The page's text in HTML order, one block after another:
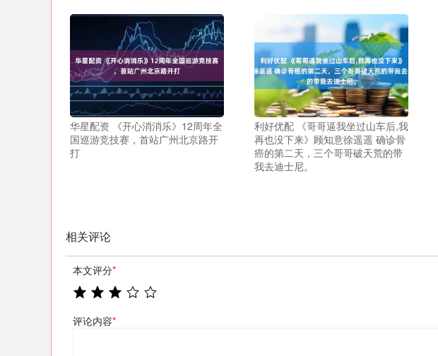
华星配资 《开心消消乐》12周年全
国巡游竞技赛，首站广州北京路开
打
利好优配 《哥哥逼我坐过山车后,我
再也没下来》顾知意徐遥遥 确诊骨
癌的第二天，三个哥哥破天荒的带
我去迪士尼。
相关评论
本文评分*
评论内容*